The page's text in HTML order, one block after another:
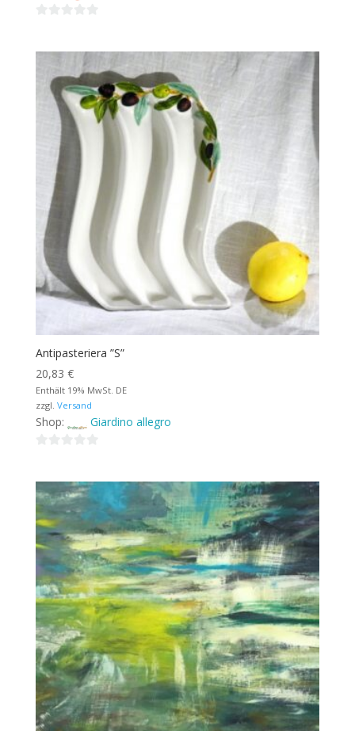
Antipasteriera ”S”
20,83 €
Enthält 19% MwSt. DE
zzgl. Versand
Shop: Giardino allegro
5